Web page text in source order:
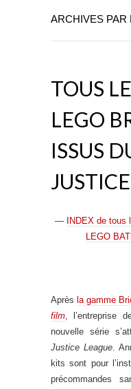
ARCHIVES PAR
TOUS
LEGO
ISSUS
—
INDEX de
LEGO
Après la gamme
film, l’entreprise
nouvelle série
Justice League.
kits sont pour
précommandes